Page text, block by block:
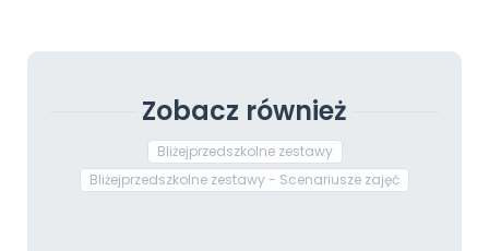
Zobacz również
Bliżejprzedszkolne zestawy
Bliżejprzedszkolne zestawy - Scenariusze zajęć